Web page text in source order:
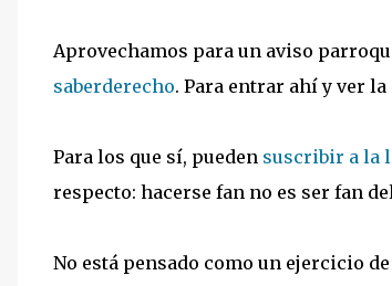
Aprovechamos para un aviso
saberderecho. Para entrar ahí y ver la
Para los que sí, pueden suscribir a la
respecto: hacerse fan no es ser fan
No está pensado como un ejercicio